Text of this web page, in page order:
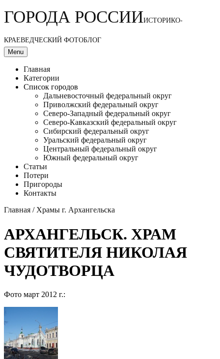
ГОРОДА РОССИИИСТОРИКО-
КРАЕВЕДЧЕСКИЙ ФОТОБЛОГ
Menu
Главная
Категории
Список городов
Дальневосточный федеральный округ
Приволжский федеральный округ
Северо-Западный федеральный округ
Северо-Кавказский федеральный округ
Сибирский федеральный округ
Уральский федеральный округ
Центральный федеральный округ
Южный федеральный округ
Статьи
Потери
Пригороды
Контакты
Главная /Храмы г. Архангельска
АРХАНГЕЛЬСК. ХРАМ
СВЯТИТЕЛЯ НИКОЛАЯ
ЧУДОТВОРЦА
Фото март 2012 г.: